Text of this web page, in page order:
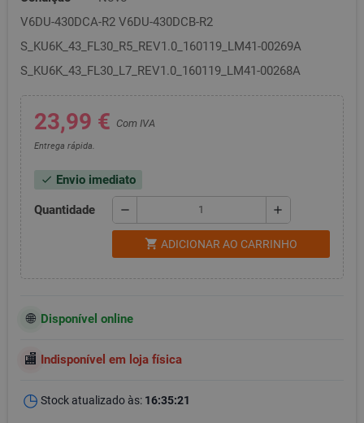
V6DU-430DCA-R2 V6DU-430DCB-R2
S_KU6K_43_FL30_R5_REV1.0_160119_LM41-00269A
S_KU6K_43_FL30_L7_REV1.0_160119_LM41-00268A
23,99 € Com IVA
Entrega rápida.
check Envio imediato
Quantidade remove add
shopping_cart ADICIONAR AO CARRINHO
Disponível online
Indisponível em loja física
Stock atualizado às: 16:35:21